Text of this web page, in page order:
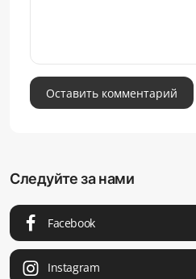
Оставить комментарий
Следуйте за нами
Facebook
Instagram